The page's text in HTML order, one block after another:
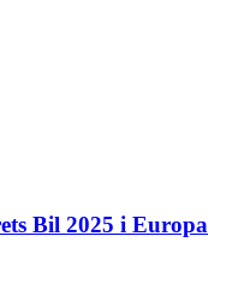
Bil 2025 i Europa